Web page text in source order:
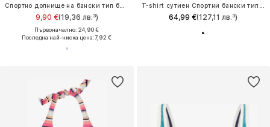
9,90 €(19,36 лв.³)
Първоначално: 24,90 €
Последна най-ниска цена:7,92 €
64,99 €(127,11 лв.³)